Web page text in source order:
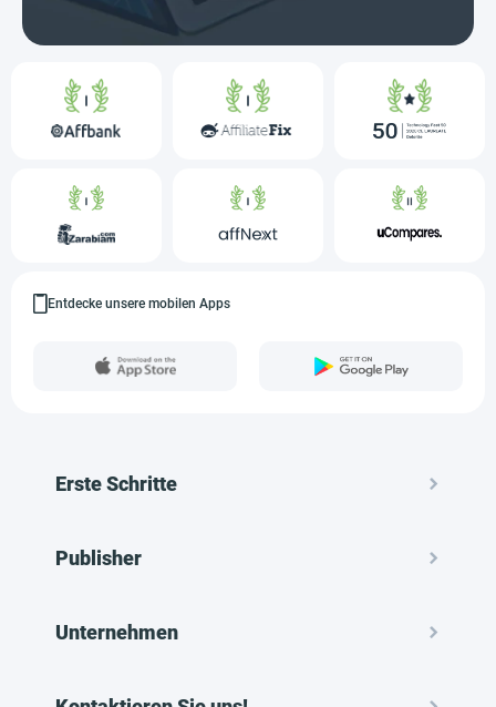
Entdecke unsere mobilen Apps
Erste Schritte
Publisher
Unternehmen